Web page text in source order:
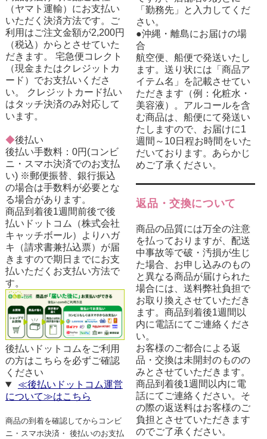
（ヤマト運輸）にお支払い
いただく決済方法です。ご
利用はご注文金額が2,200円
（税込）からとさせていた
だきます。 宅急便コレクト
（現金またはクレジットカ
ード）でお支払いくださ
い。 クレジットカード払い
はタッチ決済のみ対応して
います。
◆後払い
後払い手数料：0円(コンビ
ニ・スマホ決済でのお支払
い) ※郵便振替、銀行振込
の場合は手数料が必要とな
る場合があります。
商品到着後1週間前後で後
払いドットコム（株式会社
キャッチボール）よりハガ
キ（請求書兼払込票）が届
きますので期日までにお支
払いただくお支払い方法で
す。
後払いドットコムをご利用
の方はこちらを必ずご確認
ください
≪後払いドットコム運営
について≫はこちら
商品の到着を確認してからコンビ
ニ・スマホ決済・ 後払いのお支払
「勤務先」と入力してくだ
さい。
●沖縄・離島にお届けの場
合
航空便、船便で発送いたし
ます。送り状には「商品ア
イテム名」を記載させてい
ただきます（例：化粧水・
美容液）。アルコールを含
む商品は、船便にて発送い
たしますので、お届けに1
週間～10日程お時間をいた
だいております。あらかじ
めご了承ください。
返品・交換について
商品の品質には万全の注意
を払っておりますが、配送
中事故等で破・汚損が生じ
た場合、お申し込みのもの
と異なる商品が届けられた
場合には、送料弊社負担で
お取り換えさせていただき
ます。商品到着後1週間以
内に電話にてご連絡くださ
い。
お客様のご都合による返
品・交換は未開封のものの
みとさせていただきます。
商品到着後1週間以内に電
話にてご連絡ください。そ
の際の返送料はお客様のご
負担とさせていただきます
のでご了承ください。